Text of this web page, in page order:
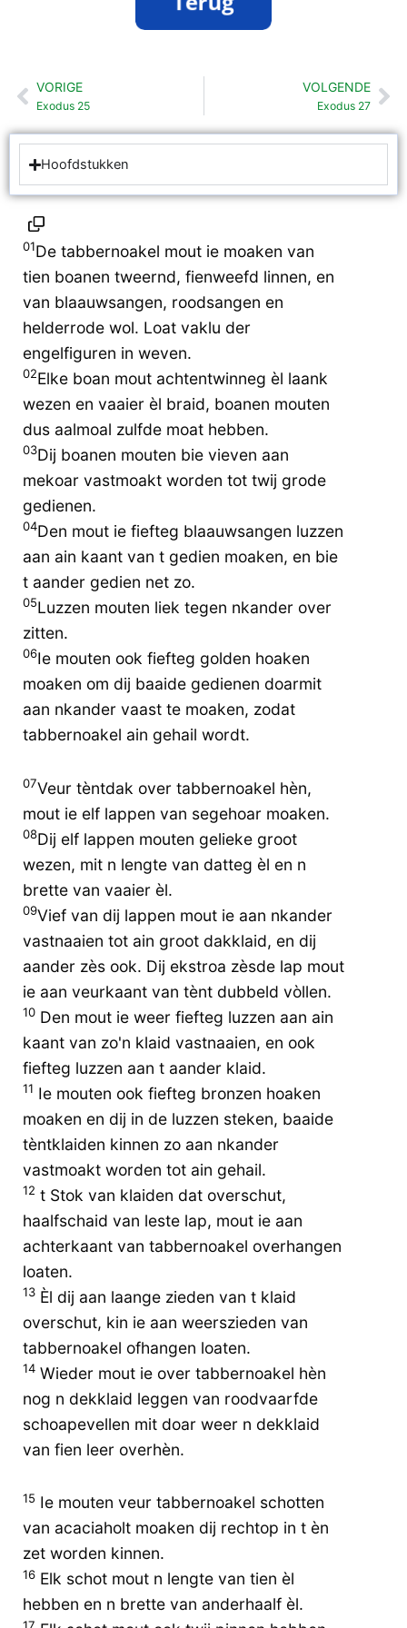
Vorige
VORIGE
Exodus 25
VOLGENDE
Exodus 27
Hoofdstukken
01De tabbernoakel mout ie moaken van
tien boanen tweernd, fienweefd linnen, en
van blaauwsangen, roodsangen en
helderrode wol. Loat vaklu der
engelfiguren in weven.
02Elke boan mout achtentwinneg èl laank
wezen en vaaier èl braid, boanen mouten
dus aalmoal zulfde moat hebben.
03Dij boanen mouten bie vieven aan
mekoar vastmoakt worden tot twij grode
gedienen.
04Den mout ie fiefteg blaauwsangen luzzen
aan ain kaant van t gedien moaken, en bie
t aander gedien net zo.
05Luzzen mouten liek tegen nkander over
zitten.
06Ie mouten ook fiefteg golden hoaken
moaken om dij baaide gedienen doarmit
aan nkander vaast te moaken, zodat
tabbernoakel ain gehail wordt.
07Veur tèntdak over tabbernoakel hèn,
mout ie elf lappen van segehoar moaken.
08Dij elf lappen mouten gelieke groot
wezen, mit n lengte van datteg èl en n
brette van vaaier èl.
09Vief van dij lappen mout ie aan nkander
vastnaaien tot ain groot dakklaid, en dij
aander zès ook. Dij ekstroa zèsde lap mout
ie aan veurkaant van tènt dubbeld vòllen.
10 Den mout ie weer fiefteg luzzen aan ain
kaant van zo'n klaid vastnaaien, en ook
fiefteg luzzen aan t aander klaid.
11 Ie mouten ook fiefteg bronzen hoaken
moaken en dij in de luzzen steken, baaide
tèntklaiden kinnen zo aan nkander
vastmoakt worden tot ain gehail.
12 t Stok van klaiden dat overschut,
haalfschaid van leste lap, mout ie aan
achterkaant van tabbernoakel overhangen
loaten.
13 Èl dij aan laange zieden van t klaid
overschut, kin ie aan weerszieden van
tabbernoakel ofhangen loaten.
14 Wieder mout ie over tabbernoakel hèn
nog n dekklaid leggen van roodvaarfde
schoapevellen mit doar weer n dekklaid
van fien leer overhèn.
15 Ie mouten veur tabbernoakel schotten
van acaciaholt moaken dij rechtop in t èn
zet worden kinnen.
16 Elk schot mout n lengte van tien èl
hebben en n brette van anderhaalf èl.
17